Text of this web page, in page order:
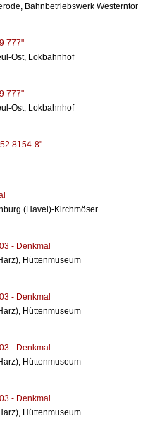
Bahnbetriebswerk Westerntor
777"
Ost, Lokbahnhof
777"
Ost, Lokbahnhof
8154-8"
(Havel)-Kirchmöser
- Denkmal
Hüttenmuseum
- Denkmal
Hüttenmuseum
- Denkmal
Hüttenmuseum
- Denkmal
Hüttenmuseum